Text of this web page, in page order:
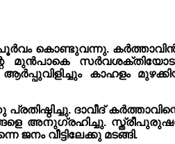
കൊണ്ടുവന്നു.
മുൻപാകെ
കാഹളം
ദാവീദ്
അനുഗ്രഹിച്ചു.
വീട്ടിലേക്കു മടങ്ങി.